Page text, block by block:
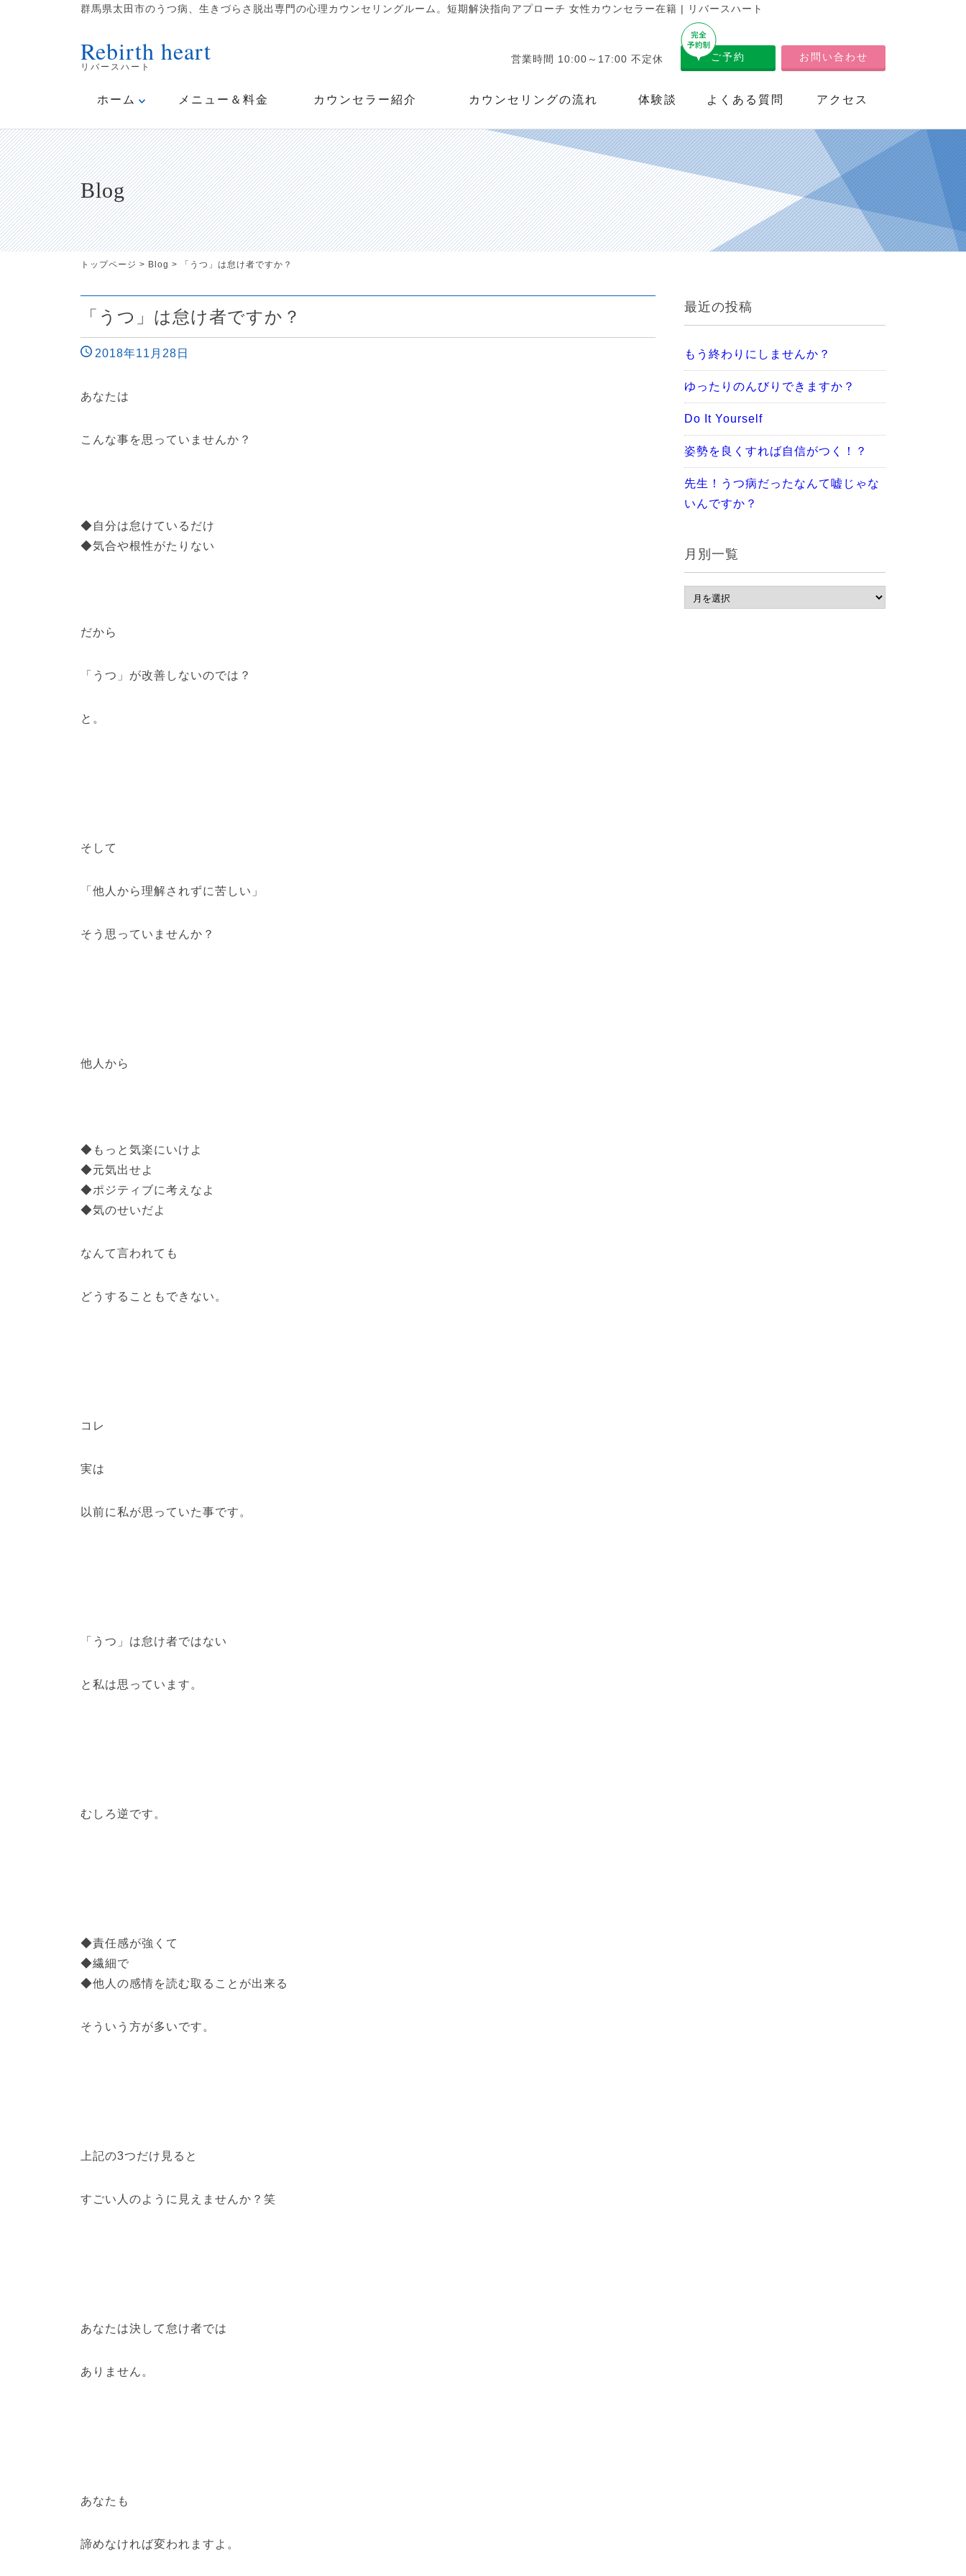
群馬県太田市のうつ病、生きづらさ脱出専門の心理カウンセリングルーム。短期解決指向アプローチ 女性カウンセラー在籍 | リバースハート
Rebirth heart
リバースハート
ご予約 お問い合わせ
営業時間 10:00～17:00 不定休
ホーム メニュー＆料金 カウンセラー紹介 カウンセリングの流れ 体験談 よくある質問 アクセス
Blog
トップページ > Blog > 「うつ」は怠け者ですか？
「うつ」は怠け者ですか？
2018年11月28日
あなたは
こんな事を思っていませんか？
◆自分は怠けているだけ
◆気合や根性がたりない
だから
「うつ」が改善しないのでは？
と。
そして
「他人から理解されずに苦しい」
そう思っていませんか？
他人から
◆もっと気楽にいけよ
◆元気出せよ
◆ポジティブに考えなよ
◆気のせいだよ
なんて言われても
どうすることもできない。
コレ
実は
以前に私が思っていた事です。
「うつ」は怠け者ではない
と私は思っています。
むしろ逆です。
◆責任感が強くて
◆繊細で
◆他人の感情を読む取ることが出来る
そういう方が多いです。
上記の3つだけ見ると
すごい人のように見えませんか？笑
あなたは決して怠け者では
ありません。
あなたも
諦めなければ変われますよ。
最近の投稿
もう終わりにしませんか？
ゆったりのんびりできますか？
Do It Yourself
姿勢を良くすれば自信がつく！？
先生！うつ病だったなんて嘘じゃな
いんですか？
月別一覧